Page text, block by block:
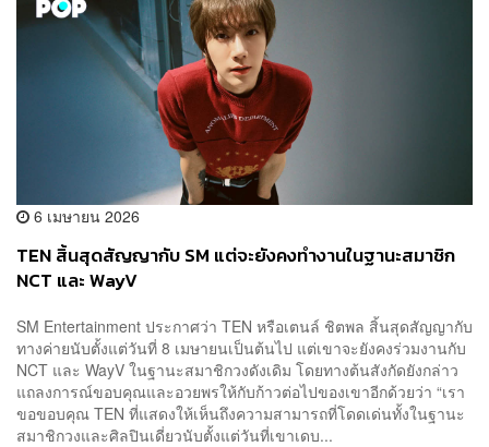
6 เมษายน 2026
TEN สิ้นสุดสัญญากับ SM แต่จะยังคงทำงานในฐานะสมาชิก
NCT และ WayV
SM Entertainment ประกาศว่า TEN หรือเตนล์ ชิตพล สิ้นสุดสัญญากับ
ทางค่ายนับตั้งแต่วันที่ 8 เมษายนเป็นต้นไป แต่เขาจะยังคงร่วมงานกับ
NCT และ WayV ในฐานะสมาชิกวงดังเดิม โดยทางต้นสังกัดยังกล่าว
แถลงการณ์ขอบคุณและอวยพรให้กับก้าวต่อไปของเขาอีกด้วยว่า “เรา
ขอขอบคุณ TEN ที่แสดงให้เห็นถึงความสามารถที่โดดเด่นทั้งในฐานะ
สมาชิกวงและศิลปินเดี่ยวนับตั้งแต่วันที่เขาเดบ...